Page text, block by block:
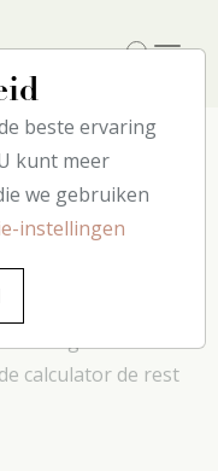
lijm u nodig
Voer gewoon
calculator de rest
beste ervaring
kunt meer
we gebruiken
instellingen